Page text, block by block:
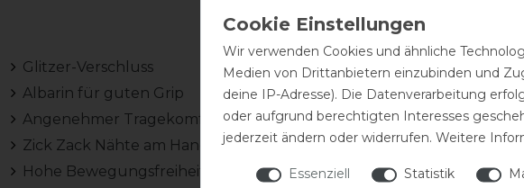
Glitzer-Verschluss
Albarin für guten Grip
Angenehmer Tragekomfort
Zick Zack Nähte am Handrücken
Hohe Bewegungsfreiheit
Wir verwenden Cookies und ähnliche
Medien von Drittanbietern einzubinden und
deine IP-Adresse). Die Datenverarbeitung
oder aufgrund berechtigten Interesses
jederzeit ändern oder widerrufen. Weitere
Essenziell Statistik